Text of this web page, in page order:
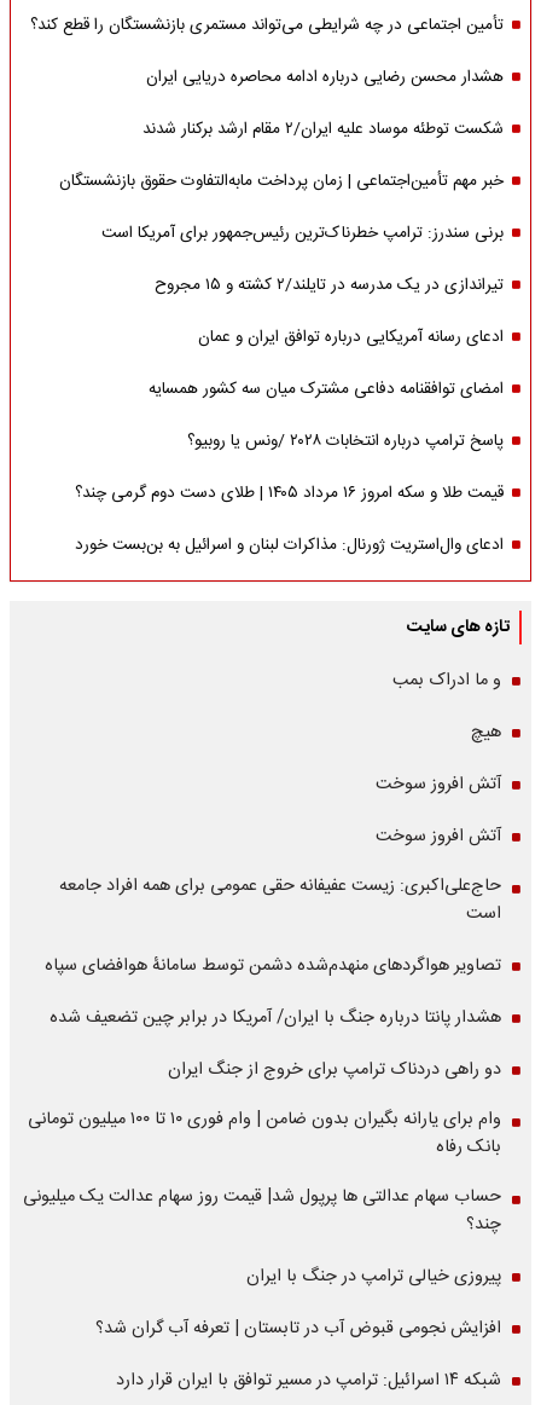
تأمین اجتماعی در چه شرایطی می‌تواند مستمری بازنشستگان را قطع کند؟
هشدار محسن رضایی درباره ادامه محاصره دریایی ایران
شکست توطئه موساد علیه ایران/۲ مقام‌ ارشد برکنار شدند
خبر مهم تأمین‌اجتماعی | زمان پرداخت مابه‌التفاوت حقوق بازنشستگان
برنی سندرز: ترامپ خطرناک‌ترین رئیس‌جمهور برای آمریکا است
تیراندازی در یک مدرسه در تایلند/۲ کشته و ۱۵ مجروح
ادعای رسانه آمریکایی درباره توافق ایران و عمان
امضای توافقنامه دفاعی مشترک میان سه کشور همسایه
پاسخ ترامپ درباره انتخابات ۲۰۲۸ /ونس یا روبیو؟
قیمت طلا و سکه امروز ۱۶ مرداد ۱۴۰۵ | طلای دست دوم گرمی چند؟
ادعای وال‌استریت ژورنال: مذاکرات لبنان و اسرائیل به بن‌بست خورد
تازه های سایت
و ما ادراک بمب
هیچ
آتش افروز سوخت
آتش افروز سوخت
حاج‌علی‌اکبری: زیست عفیفانه حقی عمومی برای همه افراد جامعه
است
تصاویر هواگردهای منهدم‌شده دشمن توسط سامانۀ هوافضای سپاه
هشدار پانتا درباره جنگ با ایران/ آمریکا در برابر چین تضعیف شده
دو راهی دردناک ترامپ برای خروج از جنگ ایران
وام برای یارانه بگیران بدون ضامن | وام فوری ۱۰ تا ۱۰۰ میلیون تومانی
بانک رفاه
حساب سهام عدالتی ها پرپول شد| قیمت روز سهام عدالت یک میلیونی
چند؟
پیروزی خیالی ترامپ در جنگ با ایران
افزایش نجومی قبوض آب در تابستان | تعرفه آب گران شد؟
شبکه ۱۴ اسرائیل: ترامپ در مسیر توافق با ایران قرار دارد